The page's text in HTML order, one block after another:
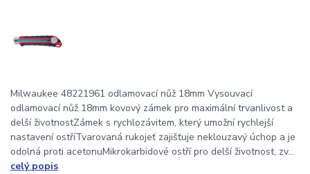
Milwaukee 48221961 odlamovací nůž 18mm Vysouvací
odlamovací nůž 18mm kovový zámek pro maximální trvanlivost a
delší životnostZámek s rychlozávitem, který umožní rychlejší
nastavení ostříTvarovaná rukojeť zajišťuje neklouzavý úchop a je
odolná proti acetonuMikrokarbidové ostří pro delší životnost, zv...
celý popis